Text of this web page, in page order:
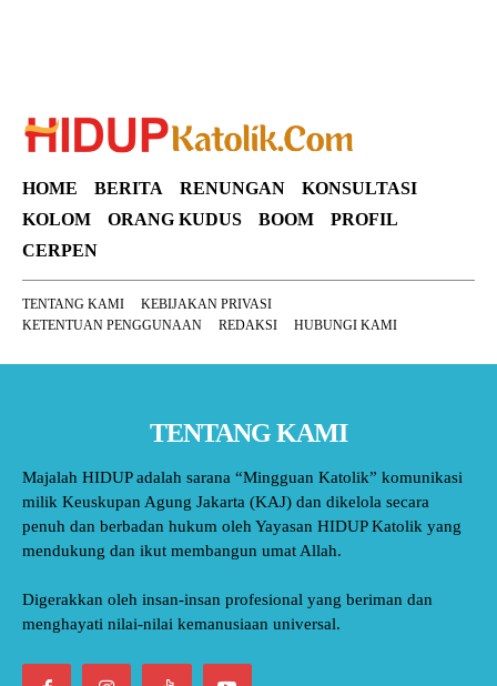
HOME BERITA RENUNGAN
KONSULTASI
KOLOM
ORANG KUDUS BOOM
PROFIL
CERPEN
TENTANG KAMI
KEBIJAKAN PRIVASI
KETENTUAN PENGGUNAAN
REDAKSI HUBUNGI KAMI
TENTANG KAMI
Majalah HIDUP adalah sarana “Mingguan Katolik” komunikasi
milik Keuskupan Agung Jakarta (KAJ) dan dikelola secara
penuh dan berbadan hukum oleh Yayasan HIDUP Katolik yang
mendukung dan ikut membangun umat Allah.
Digerakkan oleh insan-insan profesional yang beriman dan
menghayati nilai-nilai kemanusiaan universal.